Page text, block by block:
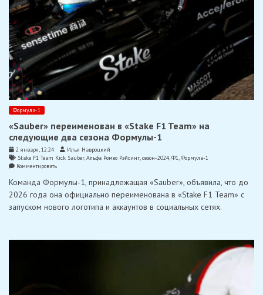
Формула-1
«Sauber» переименован в «Stake F1 Team» на
следующие два сезона Формулы-1
2 января, 12:24
Илья Навроцкий
Stake F1 Team Kick Sauber,Альфа Ромео Рэйсинг,сезон-2024,Ф1,Формула-1
Комментироватьon
переименован
«Stake
F1
два
Команда Формулы-1, принадлежащая «Sauber», объявила, что до
2026 года она официально переименована в «Stake F1 Team» с
запуском нового логотипа и аккаунтов в социальных сетях.